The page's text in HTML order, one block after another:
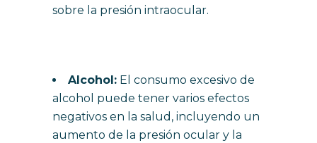
sobre la presión intraocular.
Alcohol: El consumo excesivo de
alcohol puede tener varios efectos
negativos en la salud, incluyendo un
aumento de la presión ocular y la